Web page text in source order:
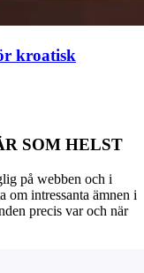
kroatisk
SOM HELST
på webben och i
om intressanta ämnen i
precis var och när